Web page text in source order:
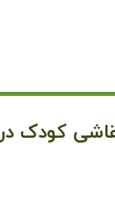
کودک در